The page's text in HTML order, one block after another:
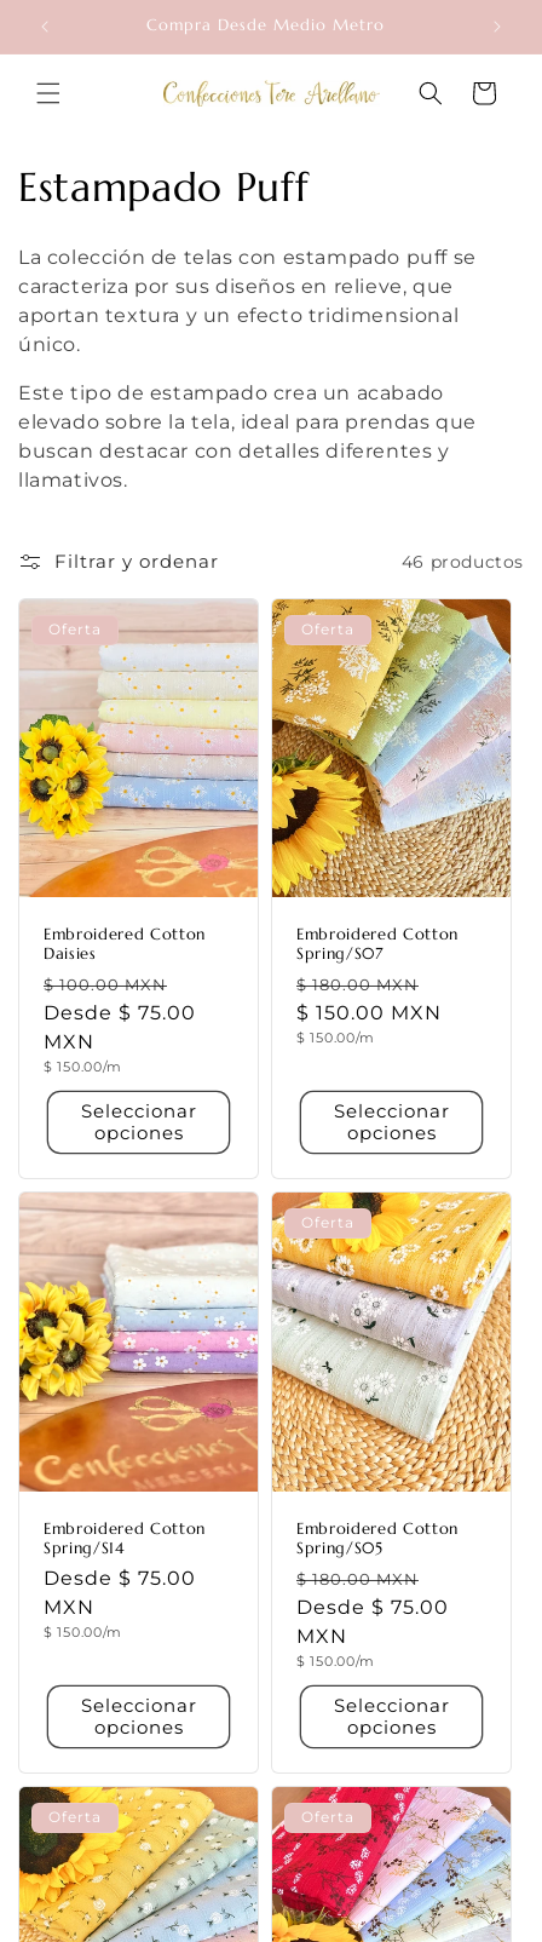
directamente
Compra Desde Medio Metro
Carrito
C
o
l
e
c
c
i
ó
n
:
Estampado Puff
La colección de telas con estampado puff se
caracteriza por sus diseños en relieve, que
aportan textura y un efecto tridimensional
único.
Este tipo de estampado crea un acabado
elevado sobre la tela, ideal para prendas que
buscan destacar con detalles diferentes y
llamativos.
Filtrar y ordenar 46 productos
Oferta
Embroidered Cotton
Daisies
Precio
habitual
$ 100.00 MXN
de
Desde $ 75.00
MXN
Precio
$ 150.00/m
Seleccionar
opciones
Oferta
Embroidered Cotton
Spring/S07
Precio
habitual
$ 180.00 MXN
de
$ 150.00 MXN
Precio
$ 150.00/m
Seleccionar
opciones
Embroidered Cotton
Spring/S14
Precio
habitual
Desde $ 75.00
MXN
Precio
$ 150.00/m
Seleccionar
opciones
Oferta
Embroidered Cotton
Spring/S05
Precio
habitual
$ 180.00 MXN
de
Desde $ 75.00
MXN
Precio
$ 150.00/m
Seleccionar
opciones
Oferta Oferta